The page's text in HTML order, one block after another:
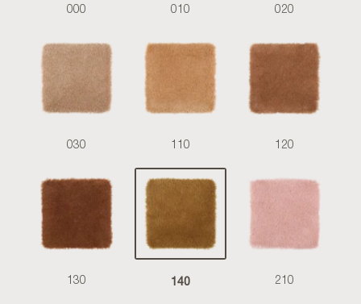
000 010 020
030 110 120
130 140 210